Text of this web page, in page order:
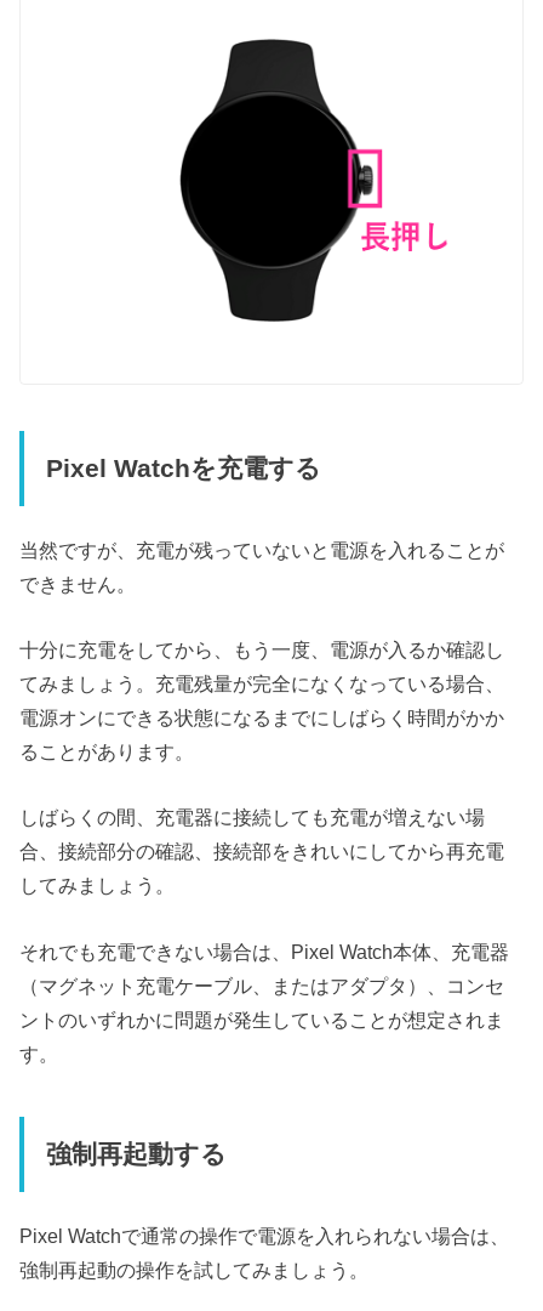
Pixel Watchを充電する
当然ですが、充電が残っていないと電源を入れることが
できません。
十分に充電をしてから、もう一度、電源が入るか確認し
てみましょう。充電残量が完全になくなっている場合、
電源オンにできる状態になるまでにしばらく時間がかか
ることがあります。
しばらくの間、充電器に接続しても充電が増えない場
合、接続部分の確認、接続部をきれいにしてから再充電
してみましょう。
それでも充電できない場合は、Pixel Watch本体、充電器
（マグネット充電ケーブル、またはアダプタ）、コンセ
ントのいずれかに問題が発生していることが想定されま
す。
強制再起動する
Pixel Watchで通常の操作で電源を入れられない場合は、
強制再起動の操作を試してみましょう。